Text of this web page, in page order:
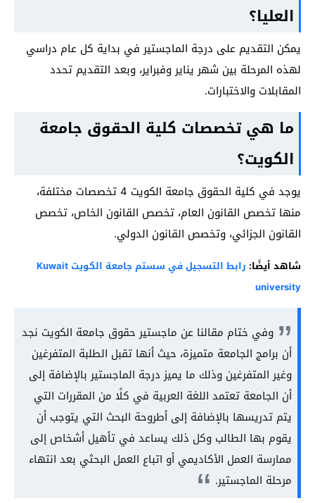
العليا؟
يمكن التقديم على درجة الماجستير في بداية كل عام دراسي
لهذه المرحلة بين شهر يناير وفبراير، وبعد التقديم تحدد
المقابلات والاختبارات.
ما هي تخصصات كلية الحقوق جامعة
الكويت؟
يوجد في كلية الحقوق جامعة الكويت 4 تخصصات مختلفة،
منها تخصص القانون العام، تخصص القانون الخاص، تخصص
القانون الجزائي، وتخصص القانون الدولي.
شاهد أيضًا:
رابط التسجيل في سستم جامعة الكويت Kuwait
university
وفي ختام مقالنا عن ماجستير حقوق جامعة الكويت نجد
أن برامج الجامعة متميزة، حيث أنها تقبل الطلبة المتفرغين
وغير المتفرغين وذلك ما يميز درجة الماجستير بالإضافة إلى
أن الجامعة تعتمد اللغة العربية في كلًا من المقررات التي
يتم تدريسها بالإضافة إلى أطروحة البحث التي يتوجب أن
يقوم بها الطالب وكل ذلك يساعد في تأهيل أشخاص إلى
ممارسة العمل الأكاديمي أو اتباع العمل البحثي بعد انتهاء
مرحلة الماجستير.